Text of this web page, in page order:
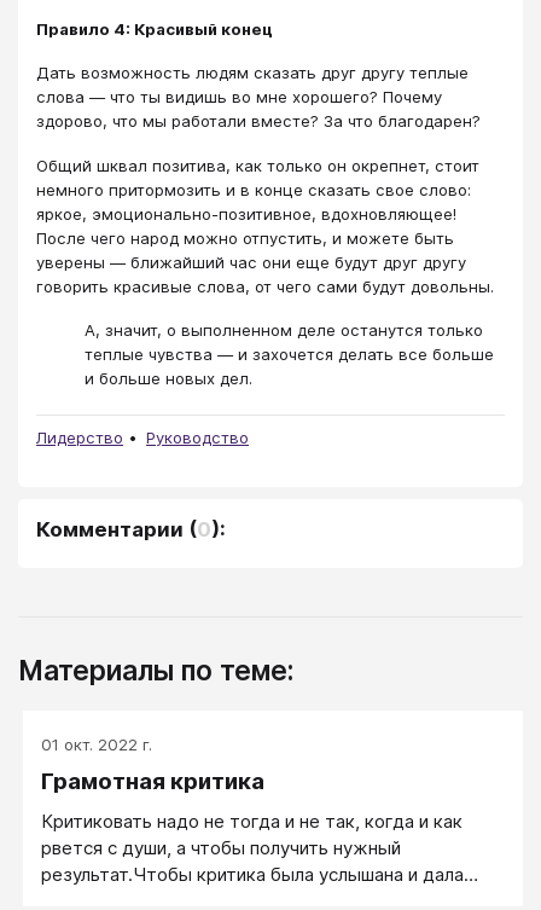
Правило 4: Красивый конец
Дать возможность людям сказать друг другу теплые
слова — что ты видишь во мне хорошего? Почему
здорово, что мы работали вместе? За что благодарен?
Общий шквал позитива, как только он окрепнет, стоит
немного притормозить и в конце сказать свое слово:
яркое, эмоционально-позитивное, вдохновляющее!
После чего народ можно отпустить, и можете быть
уверены — ближайший час они еще будут друг другу
говорить красивые слова, от чего сами будут довольны.
А, значит, о выполненном деле останутся только
теплые чувства — и захочется делать все больше
и больше новых дел.
Лидерство Руководство
Комментарии (0):
Материалы по теме:
01 окт. 2022 г.
Грамотная критика
Критиковать надо не тогда и не так, когда и как
рвется с души, а чтобы получить нужный
результат.Чтобы критика была услышана и дала